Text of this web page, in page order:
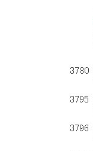
3780
3795
3796